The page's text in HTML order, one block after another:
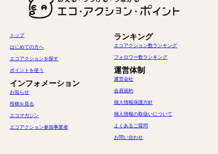
トップ
はじめての方へ
エコアクションを探す
ポイントを使う
インフォメーション
お知らせ
投稿を見る
エコマガジン
エコアクション参加事業者
ランキング
エコアクション数ランキング
フォロワー数ランキング
運営体制
運営会社
会員規約
個人情報保護方針
個人情報の取扱いについて
よくあるご質問
お問い合わせ